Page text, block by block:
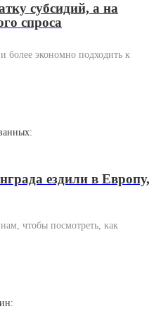
субсидий, а на
спроса
более экономно подходить к
ездили в Европу,
чтобы посмотреть, как